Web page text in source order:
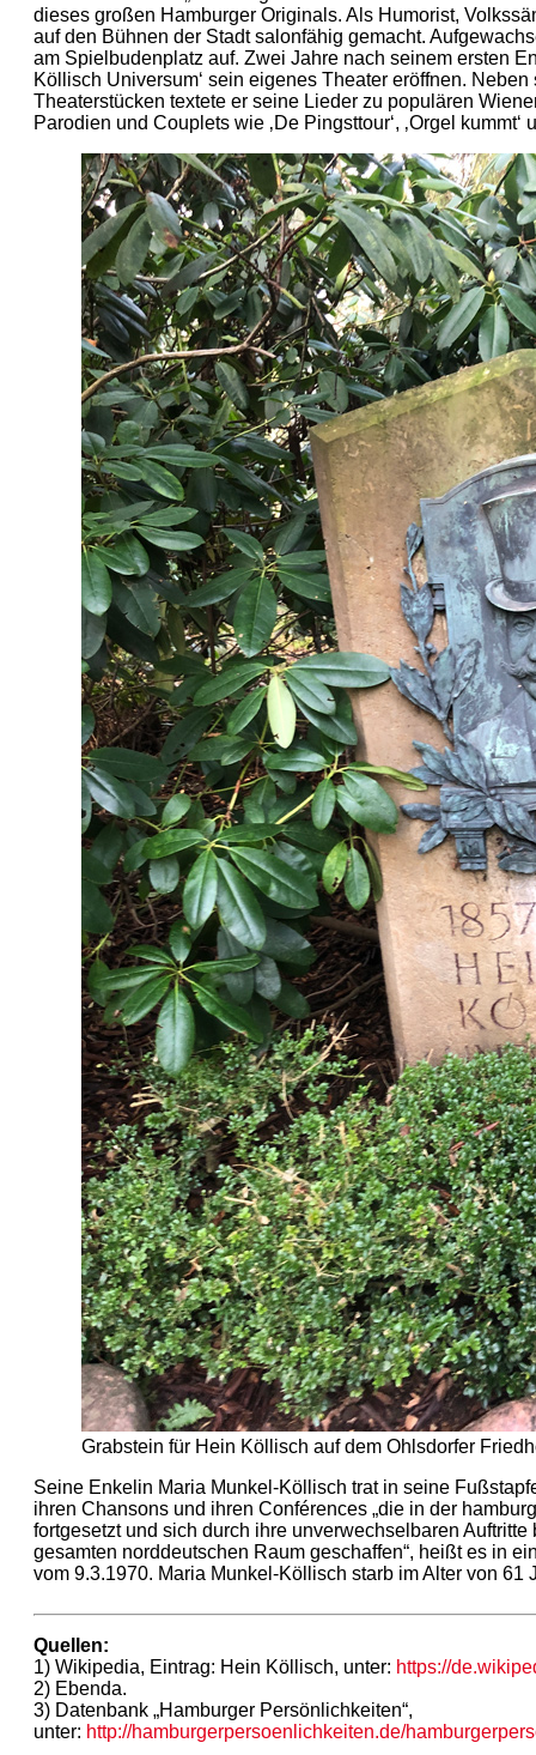
dieses großen Hamburger Originals. Als Humorist,
auf den Bühnen der Stadt salonfähig gemacht.
am Spielbudenplatz auf. Zwei Jahre nach seinem ersten
Köllisch Universum‘ sein eigenes Theater eröffnen.
Theaterstücken textete er seine Lieder zu populären
Parodien und Couplets wie ‚De Pingsttour‘, ‚Orgel kummt‘
Grabstein für Hein Köllisch auf dem Ohlsdorfer
Seine Enkelin Maria Munkel-Köllisch trat in seine
ihren Chansons und ihren Conférences „die in der
fortgesetzt und sich durch ihre unverwechselbaren
gesamten norddeutschen Raum geschaffen“, heißt es in
vom 9.3.1970. Maria Munkel-Köllisch starb im Alter von 61
Quellen:
1) Wikipedia, Eintrag: Hein Köllisch, unter: https://
2) Ebenda.
3) Datenbank „Hamburger Persönlichkeiten“,
unter: http://hamburgerpersoenlichkeiten.de/